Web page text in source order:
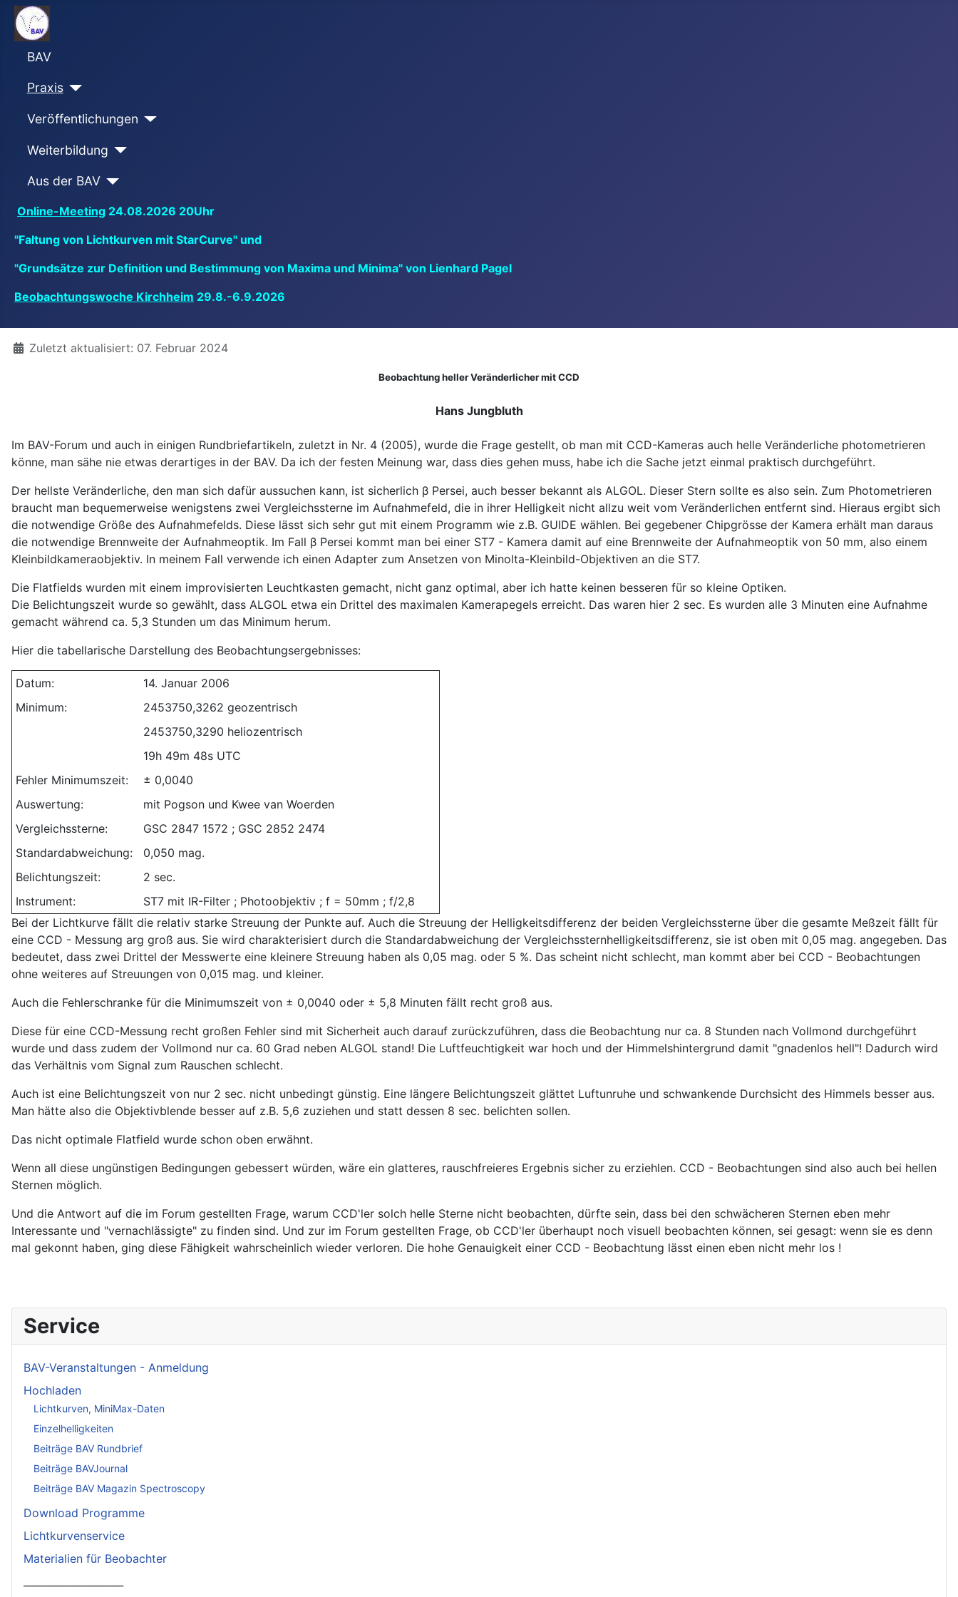
BAV
Praxis
Veröffentlichungen
Weiterbildung
Aus der BAV
Online-Meeting 24.08.2026 20Uhr
"Faltung von Lichtkurven mit StarCurve" und
"Grundsätze zur Definition und Bestimmung von Maxima und Minima" von Lienhard Pagel
Beobachtungswoche Kirchheim 29.8.-6.9.2026
DetailsZuletzt aktualisiert: 07. Februar 2024
Beobachtung heller Veränderlicher mit CCD
Hans Jungbluth
Im BAV-Forum und auch in einigen Rundbriefartikeln, zuletzt in Nr. 4 (2005), wurde die Frage gestellt, ob man mit CCD-Kameras auch helle Veränderliche photometrieren
könne, man sähe nie etwas derartiges in der BAV. Da ich der festen Meinung war, dass dies gehen muss, habe ich die Sache jetzt einmal praktisch durchgeführt.
Der hellste Veränderliche, den man sich dafür aussuchen kann, ist sicherlich β Persei, auch besser bekannt als ALGOL. Dieser Stern sollte es also sein. Zum Photometrieren
braucht man bequemerweise wenigstens zwei Vergleichssterne im Aufnahmefeld, die in ihrer Helligkeit nicht allzu weit vom Veränderlichen entfernt sind. Hieraus ergibt sich
die notwendige Größe des Aufnahmefelds. Diese lässt sich sehr gut mit einem Programm wie z.B. GUIDE wählen. Bei gegebener Chipgrösse der Kamera erhält man daraus
die notwendige Brennweite der Aufnahmeoptik. Im Fall β Persei kommt man bei einer ST7 - Kamera damit auf eine Brennweite der Aufnahmeoptik von 50 mm, also einem
Kleinbildkameraobjektiv. In meinem Fall verwende ich einen Adapter zum Ansetzen von Minolta-Kleinbild-Objektiven an die ST7.
Die Flatfields wurden mit einem improvisierten Leuchtkasten gemacht, nicht ganz optimal, aber ich hatte keinen besseren für so kleine Optiken.
Die Belichtungszeit wurde so gewählt, dass ALGOL etwa ein Drittel des maximalen Kamerapegels erreicht. Das waren hier 2 sec. Es wurden alle 3 Minuten eine Aufnahme
gemacht während ca. 5,3 Stunden um das Minimum herum.
Hier die tabellarische Darstellung des Beobachtungsergebnisses:
Datum:
14. Januar 2006
Minimum:
2453750,3262 geozentrisch
2453750,3290 heliozentrisch
19h 49m 48s UTC
Fehler Minimumszeit:
± 0,0040
Auswertung:
mit Pogson und Kwee van Woerden
Vergleichssterne:
GSC 2847 1572 ; GSC 2852 2474
Standardabweichung:
0,050 mag.
Belichtungszeit:
2 sec.
Instrument:
ST7 mit IR-Filter ; Photoobjektiv ; f = 50mm ; f/2,8
Bei der Lichtkurve fällt die relativ starke Streuung der Punkte auf. Auch die Streuung der Helligkeitsdifferenz der beiden Vergleichssterne über die gesamte Meßzeit fällt für
eine CCD - Messung arg groß aus. Sie wird charakterisiert durch die Standardabweichung der Vergleichssternhelligkeitsdifferenz, sie ist oben mit 0,05 mag. angegeben. Das
bedeutet, dass zwei Drittel der Messwerte eine kleinere Streuung haben als 0,05 mag. oder 5 %. Das scheint nicht schlecht, man kommt aber bei CCD - Beobachtungen
ohne weiteres auf Streuungen von 0,015 mag. und kleiner.
Auch die Fehlerschranke für die Minimumszeit von ± 0,0040 oder ± 5,8 Minuten fällt recht groß aus.
Diese für eine CCD-Messung recht großen Fehler sind mit Sicherheit auch darauf zurückzuführen, dass die Beobachtung nur ca. 8 Stunden nach Vollmond durchgeführt
wurde und dass zudem der Vollmond nur ca. 60 Grad neben ALGOL stand! Die Luftfeuchtigkeit war hoch und der Himmelshintergrund damit "gnadenlos hell"! Dadurch wird
das Verhältnis vom Signal zum Rauschen schlecht.
Auch ist eine Belichtungszeit von nur 2 sec. nicht unbedingt günstig. Eine längere Belichtungszeit glättet Luftunruhe und schwankende Durchsicht des Himmels besser aus.
Man hätte also die Objektivblende besser auf z.B. 5,6 zuziehen und statt dessen 8 sec. belichten sollen.
Das nicht optimale Flatfield wurde schon oben erwähnt.
Wenn all diese ungünstigen Bedingungen gebessert würden, wäre ein glatteres, rauschfreieres Ergebnis sicher zu erziehlen. CCD - Beobachtungen sind also auch bei hellen
Sternen möglich.
Und die Antwort auf die im Forum gestellten Frage, warum CCD'ler solch helle Sterne nicht beobachten, dürfte sein, dass bei den schwächeren Sternen eben mehr
Interessante und "vernachlässigte" zu finden sind. Und zur im Forum gestellten Frage, ob CCD'ler überhaupt noch visuell beobachten können, sei gesagt: wenn sie es denn
mal gekonnt haben, ging diese Fähigkeit wahrscheinlich wieder verloren. Die hohe Genauigkeit einer CCD - Beobachtung lässt einen eben nicht mehr los !
Service
BAV-Veranstaltungen - Anmeldung
Hochladen
Lichtkurven, MiniMax-Daten
Einzelhelligkeiten
Beiträge BAV Rundbrief
Beiträge BAVJournal
Beiträge BAV Magazin Spectroscopy
Download Programme
Lichtkurvenservice
Materialien für Beobachter